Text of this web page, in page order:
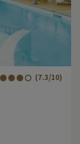
(7.3/10)